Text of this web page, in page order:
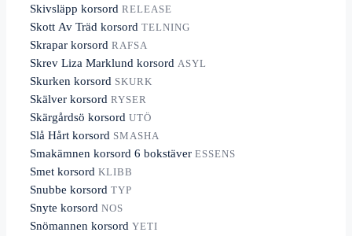
Skivsläpp korsord RELEASE
Skott Av Träd korsord TELNING
Skrapar korsord RAFSA
Skrev Liza Marklund korsord ASYL
Skurken korsord SKURK
Skälver korsord RYSER
Skärgårdsö korsord UTÖ
Slå Hårt korsord SMASHA
Smakämnen korsord 6 bokstäver ESSENS
Smet korsord KLIBB
Snubbe korsord TYP
Snyte korsord NOS
Snömannen korsord YETI